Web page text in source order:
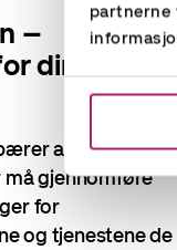
partnerne
–
din
at mange
gjennomføre
for
og tjenestene de